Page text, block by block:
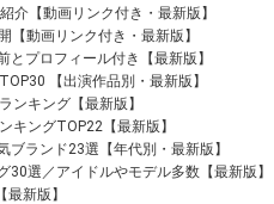
介【動画リンク付き・最新版】
【動画リンク付き・最新版】
プロフィール付き【最新版】
【出演作品別・最新版】
ンキング【最新版】
キングTOP22【最新版】
ランド23選【年代別・最新版】
選／アイドルやモデル多数【最新版】
新版】